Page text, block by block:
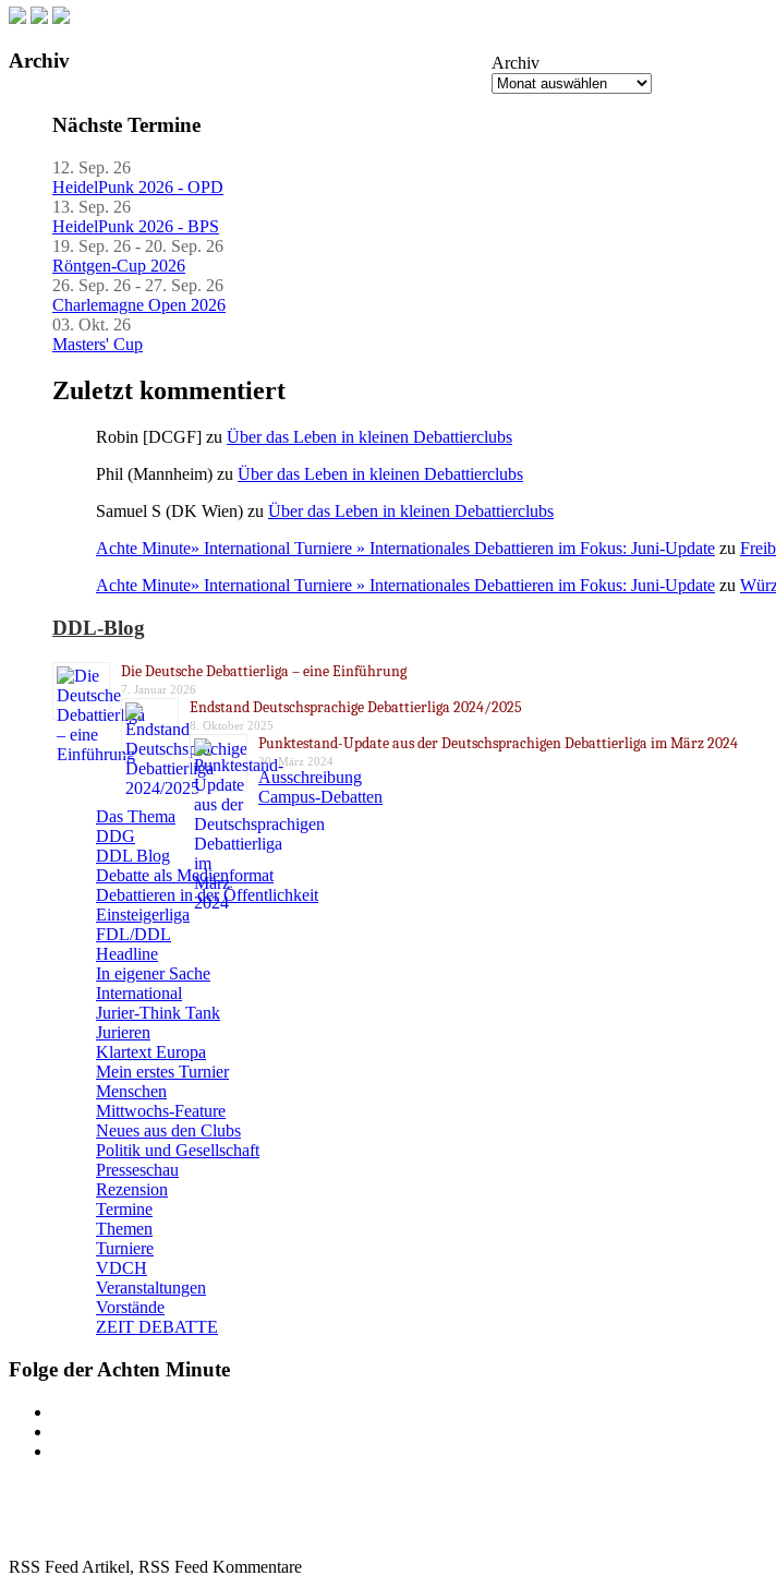
Archiv Archiv
Nächste Termine
12. Sep. 26
HeidelPunk 2026 - OPD
13. Sep. 26
HeidelPunk 2026 - BPS
19. Sep. 26 - 20. Sep. 26
Röntgen-Cup 2026
26. Sep. 26 - 27. Sep. 26
Charlemagne Open 2026
03. Okt. 26
Masters' Cup
Zuletzt kommentiert
Robin [DCGF] zu Über das Leben in kleinen Debattierclubs
Phil (Mannheim) zu Über das Leben in kleinen Debattierclubs
Samuel S (DK Wien) zu Über das Leben in kleinen Debattierclubs
Achte Minute» International Turniere » Internationales Debattieren im Fokus: Juni-Update zu
Achte Minute» International Turniere » Internationales Debattieren im Fokus: Juni-Update zu
DDL-Blog
Die Deutsche Debattierliga – eine Einführung
7. Januar 2026
Endstand Deutschsprachige Debattierliga 2024/2025
8. Oktober 2025
Punktestand-Update aus der Deutschsprachigen Debattierliga im März 2024
20. März 2024
Ausschreibung
Campus-Debatten
Das Thema
DDG
DDL Blog
Debatte als Medienformat
Debattieren in der Öffentlichkeit
Einsteigerliga
FDL/DDL
Headline
In eigener Sache
International
Jurier-Think Tank
Jurieren
Klartext Europa
Mein erstes Turnier
Menschen
Mittwochs-Feature
Neues aus den Clubs
Politik und Gesellschaft
Presseschau
Rezension
Termine
Themen
Turniere
VDCH
Veranstaltungen
Vorstände
ZEIT DEBATTE
Folge der Achten Minute
RSS Feed Artikel, RSS Feed Kommentare